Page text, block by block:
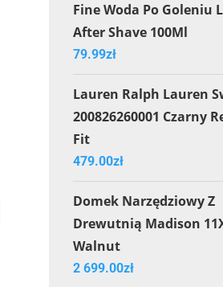
Fine Woda Po Goleniu
After Shave 100Ml
79.99zł
Lauren Ralph Lauren
200826260001 Czarny
Fit
479.00zł
Domek Narzędziowy Z
Drewutnią Madison
Walnut
2 699.00zł